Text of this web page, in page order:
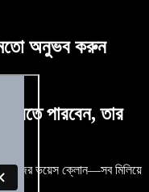
মতো অনুভব করুন
পারবেন, তার
নিজের ভয়েস ক্লোন—সব মিলিয়ে